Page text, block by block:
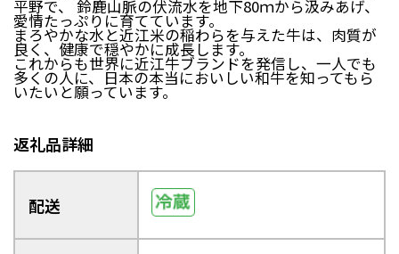
九州エリア
壱岐市（長崎県）西海市（長崎県）
宇城市（熊本県）指宿市（鹿児島県）
平野で、 鈴鹿山脈の伏流水を地下80ｍから汲みあげ、
愛情たっぷりに育てています。
まろやかな水と近江米の稲わらを与えた牛は、肉質が
良く、健康で穏やかに成長します。
これからも世界に近江牛ブランドを発信し、一人でも
多くの人に、日本の本当においしい和牛を知ってもら
いたいと願っています。
返礼品詳細
配送